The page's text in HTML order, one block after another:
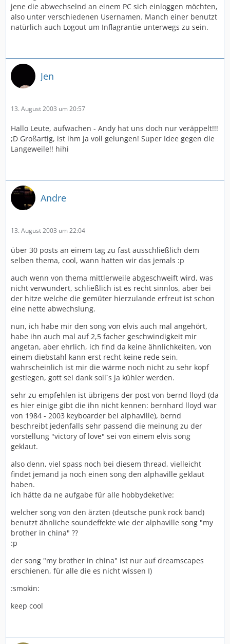
jene die abwechselnd an einem PC sich einloggen möchten,
also unter verschiedenen Usernamen. Manch einer benutzt
natürlich auch Logout um Inflagrantie unterwegs zu sein.
Jen
13. August 2003 um 20:57
Hallo Leute, aufwachen - Andy hat uns doch nur veräppelt!!!
;D Großartig, ist ihm ja voll gelungen! Super Idee gegen die
Langeweile!! hihi
Andre
13. August 2003 um 22:04
über 30 posts an einem tag zu fast ausschließlich dem
selben thema, cool, wann hatten wir das jemals :p
auch wenn von thema mittlerweile abgeschweift wird, was
nicht verwundert, schließlich ist es recht sinnlos, aber bei
der hitze welche die gemüter hierzulande erfreut ist schon
eine nette abwechslung.
nun, ich habe mir den song von elvis auch mal angehört,
habe ihn auch mal auf 2,5 facher geschwindigkeit mir
angetan, aber ehrlich, ich find da keine ähnlichkeiten, von
einem diebstahl kann erst recht keine rede sein,
wahrscheinlich ist mir die wärme noch nicht zu sehr kopf
gestiegen, gott sei dank soll`s ja kühler werden.
sehr zu empfehlen ist übrigens der post von bernd lloyd (da
es hier einige gibt die ihn nicht kennen: bernhard lloyd war
von 1984 - 2003 keyboarder bei alphaville), bernd
beschreibt jedenfalls sehr passend die meinung zu der
vorstellung "victory of love" sei von einem elvis song
geklaut.
also denn, viel spass noch bei diesem thread, vielleicht
findet jemand ja noch einen song den alphaville geklaut
haben.
ich hätte da ne aufgabe für alle hobbydeketive:
welcher song von den ärzten (deutsche punk rock band)
benutzt ähnliche soundeffekte wie der alphaville song "my
brother in china" ??
:p
der song "my brother in china" ist nur auf dreamscapes
erschienen, für alle die es nicht wissen I)
:smokin:
keep cool